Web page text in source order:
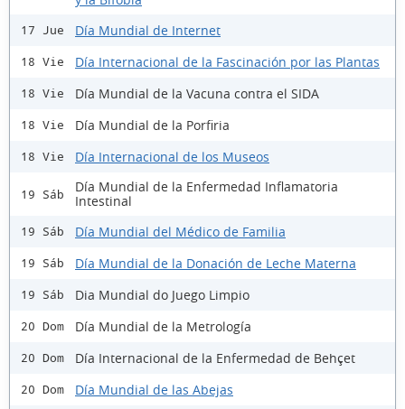
17 Jue Día Mundial de Internet
18 Vie Día Internacional de la Fascinación por las Plantas
18 Vie Día Mundial de la Vacuna contra el SIDA
18 Vie Día Mundial de la Porfiria
18 Vie Día Internacional de los Museos
19 Sáb
Día Mundial de la Enfermedad Inflamatoria
Intestinal
19 Sáb Día Mundial del Médico de Familia
19 Sáb Día Mundial de la Donación de Leche Materna
19 Sáb Dia Mundial do Juego Limpio
20 Dom Día Mundial de la Metrología
20 Dom Día Internacional de la Enfermedad de Behçet
20 Dom Día Mundial de las Abejas